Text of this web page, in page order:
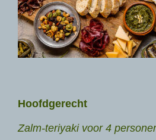
Hoofdgerecht
Zalm-teriyaki voor 4